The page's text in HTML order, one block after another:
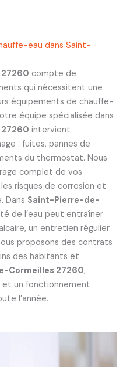
eau dans Saint-
compte de
qui nécessitent une
équipements de chauffe-
équipe spécialisée dans
intervient
: fuites, pannes de
du thermostat. Nous
complet de vos
risques de corrosion et
Dans Saint-Pierre-de-
de l’eau peut entraîner
un entretien régulier
proposons des contrats
des habitants et
Cormeilles 27260,
et un fonctionnement
l’année.